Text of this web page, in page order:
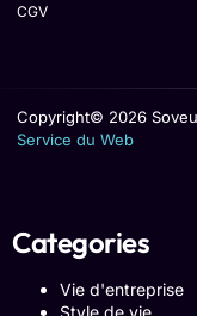
CGV
Copyright© 2026
Service du Web
Categories
Vie d'entreprise